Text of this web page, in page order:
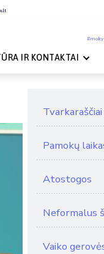
IR KONTAKTAI
Tvarkaraščiai
Pamokų
Atostogos
Neformalus
Vaiko